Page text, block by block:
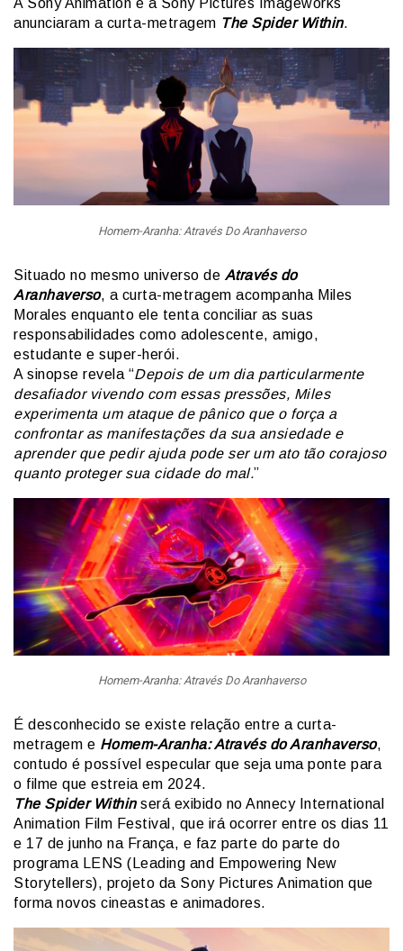
A Sony Animation e a Sony Pictures Imageworks
anunciaram a curta-metragem The Spider Within.
Homem-Aranha: Através Do Aranhaverso
Situado no mesmo universo de Através do
Aranhaverso, a curta-metragem acompanha Miles
Morales enquanto ele tenta conciliar as suas
responsabilidades como adolescente, amigo,
estudante e super-herói.
A sinopse revela “Depois de um dia particularmente
desafiador vivendo com essas pressões, Miles
experimenta um ataque de pânico que o força a
confrontar as manifestações da sua ansiedade e
aprender que pedir ajuda pode ser um ato tão corajoso
quanto proteger sua cidade do mal.”
Homem-Aranha: Através Do Aranhaverso
É desconhecido se existe relação entre a curta-
metragem e Homem-Aranha: Através do Aranhaverso,
contudo é possível especular que seja uma ponte para
o filme que estreia em 2024.
The Spider Withinserá exibido no Annecy International
Animation Film Festival, que irá ocorrer entre os dias 11
e 17 de junho na França, e faz parte do parte do
programa LENS (Leading and Empowering New
Storytellers), projeto da Sony Pictures Animation que
forma novos cineastas e animadores.